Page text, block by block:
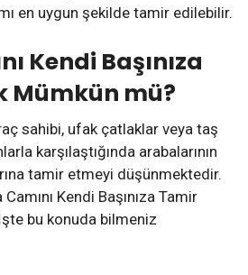
en uygun şekilde tamir edilebilir.
Kendi Başınıza
Mümkün mü?
sahibi, ufak çatlaklar veya taş
karşılaştığında arabalarının
tamir etmeyi düşünmektedir.
Kendi Başınıza Tamir
bu konuda bilmeniz